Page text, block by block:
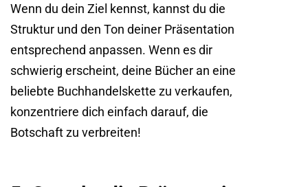
Wenn du dein Ziel kennst, kannst du die
Struktur und den Ton deiner Präsentation
entsprechend anpassen. Wenn es dir
schwierig erscheint, deine Bücher an eine
beliebte Buchhandelskette zu verkaufen,
konzentriere dich einfach darauf, die
Botschaft zu verbreiten!